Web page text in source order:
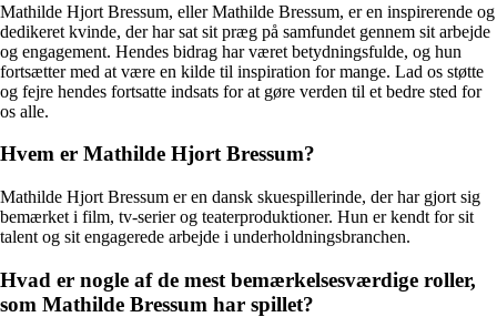
Mathilde Hjort Bressum, eller Mathilde Bressum, er en inspirerende og
dedikeret kvinde, der har sat sit præg på samfundet gennem sit arbejde
og engagement. Hendes bidrag har været betydningsfulde, og hun
fortsætter med at være en kilde til inspiration for mange. Lad os støtte
og fejre hendes fortsatte indsats for at gøre verden til et bedre sted for
os alle.
Hvem er Mathilde Hjort Bressum?
Mathilde Hjort Bressum er en dansk skuespillerinde, der har gjort sig
bemærket i film, tv-serier og teaterproduktioner. Hun er kendt for sit
talent og sit engagerede arbejde i underholdningsbranchen.
Hvad er nogle af de mest bemærkelsesværdige roller,
som Mathilde Bressum har spillet?